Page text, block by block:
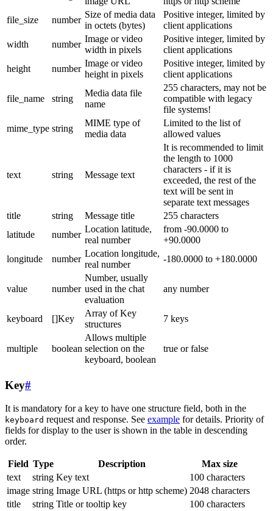
file_size
number
Size of media data
in octets (bytes)
Positive integer, limited by
client applications
width
number
Image or video
width in pixels
Positive integer, limited by
client applications
height
number
Image or video
height in pixels
Positive integer, limited by
client applications
file_name string
Media data file
name
255 characters, may not be
compatible with legacy
file systems!
mime_type string
MIME type of
media data
Limited to the list of
allowed values
text string Message text
It is recommended to limit
the length to 1000
characters - if it is
exceeded, the rest of the
text will be sent in
separate text messages
title
string Message title
255 characters
latitude
number
Location latitude,
real number
from -90.0000 to
+90.0000
longitude
number
Location longitude,
real number
-180.0000 to +180.0000
value number
Number, usually
used in the chat
evaluation
any number
keyboard []Key
Array of Key
structures
7 keys
multiple boolean
Allows multiple
selection on the
keyboard, boolean
true or false
Key#
It is mandatory for a key to have one structure field, both in the
keyboard request and response. See example for details. Priority of
fields for display to the user is shown in the table in descending
order.
Field Type Description
Max size
text
string Key text
100 characters
image string Image URL (https or http scheme) 2048 characters
title
string Title or tooltip key
100 characters